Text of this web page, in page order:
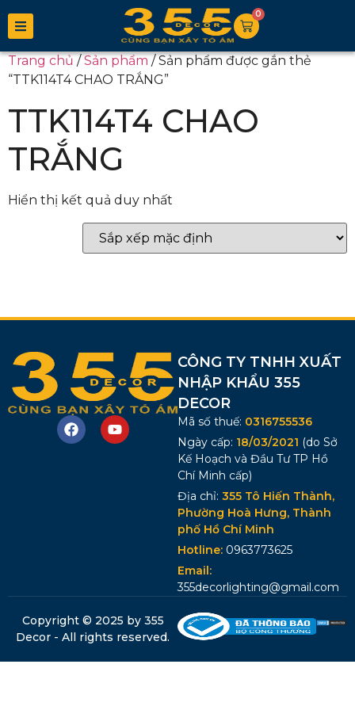
0
Trang chủ/Sản phẩm/ Sản phẩm được gắn thẻ
“TTK114T4 CHAO TRẮNG”
TTK114T4 CHAO
TRẮNG
Hiển thị kết quả duy nhất
CÔNG TY TNHH XUẤT
NHẬP KHẨU 355
DECOR
Mã số thuế: 0316755536
Ngày cấp: 18/03/2021 (do Sở
Kế Hoạch và Đầu Tư TP Hồ
Chí Minh cấp)
Địa chỉ: 355 Tô Hiến Thành,
Phường Hoà Hưng, Thành
phố Hồ Chí Minh
Hotline: 0963773625
Email:
355decorlighting@gmail.com
Copyright © 2025 by 355
Decor - All rights reserved.